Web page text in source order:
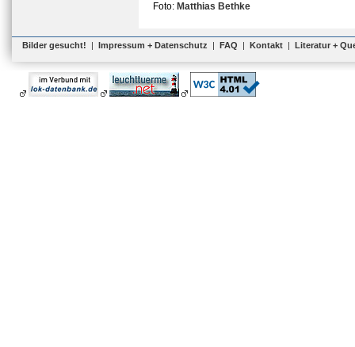
Foto: Matthias Bethke
Bilder gesucht! | Impressum + Datenschutz | FAQ | Kontakt | Literatur +